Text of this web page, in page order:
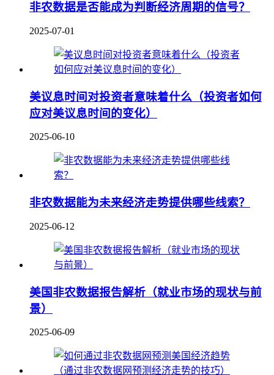
非农数据是否能成为判断经济周期的信号？
2025-07-01
美议息时间对投资者意味着什么（投资者如何
应对美议息时间的变化）
2025-06-10
非农数据能为未来经济走势提供哪些线索？
2025-06-12
美国非农数据报告解析（就业市场的现状与前
景）
2025-06-09